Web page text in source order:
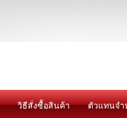
วิธีสั่งซื้อสินค้า ตัวแทนจ